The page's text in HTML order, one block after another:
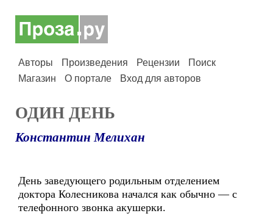
Авторы Произведения Рецензии
Поиск
Магазин
О портале Вход для авторов
ОДИН ДЕНЬ
Константин Мелихан
День заведующего родильным отделением
доктора Колесникова начался как обычно — с
телефонного звонка акушерки.